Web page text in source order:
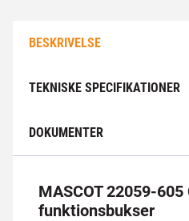
BESKRIVELSE
TEKNISKE SPECIFIKATIONER
DOKUMENTER
MASCOT 22059-
funktionsbukser